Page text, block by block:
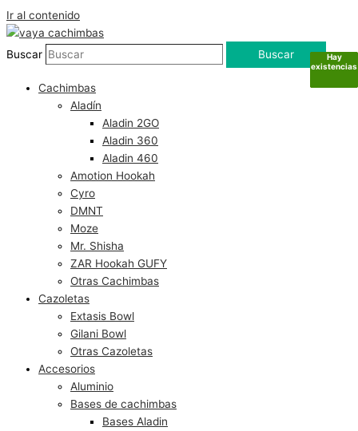
Ir al contenido
Buscar Buscar
Cachimbas
Aladín
Aladin 2GO
Aladin 360
Aladin 460
Amotion Hookah
Cyro
DMNT
Moze
Mr. Shisha
ZAR Hookah GUFY
Otras Cachimbas
Cazoletas
Extasis Bowl
Gilani Bowl
Otras Cazoletas
Accesorios
Aluminio
Bases de cachimbas
Bases Aladin
Sin
existencias
Hay
existencias
Hay
existencias
Hay
existencias